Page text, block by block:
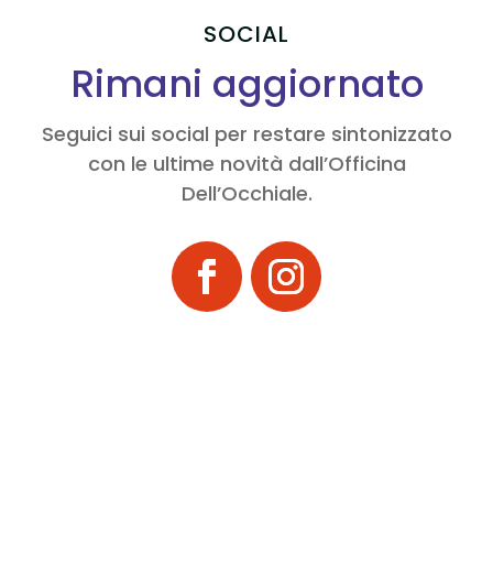
SOCIAL
Rimani aggiornato
Seguici sui social per restare sintonizzato
con le ultime novità dall’Officina
Dell’Occhiale.